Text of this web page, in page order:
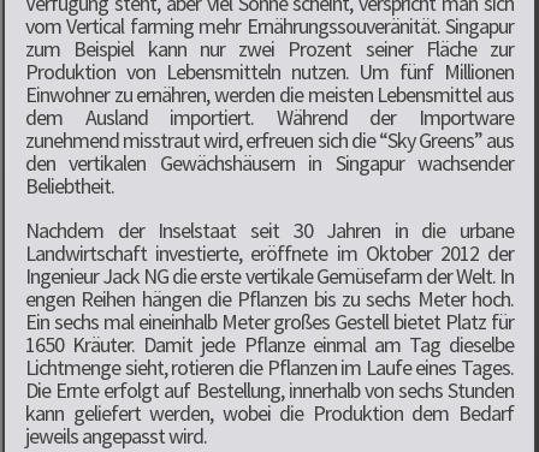
vom Vertical farming mehr Ernährungssouveränität. Singapur
zum Beispiel kann nur zwei Prozent seiner Fläche zur
Produktion von Lebensmitteln nutzen. Um fünf Millionen
Einwohner zu ernähren, werden die meisten Lebensmittel aus
dem Ausland importiert. Während der Importware
zunehmend misstraut wird, erfreuen sich die “Sky Greens” aus
den vertikalen Gewächshäusern in Singapur wachsender
Beliebtheit.
Nachdem der Inselstaat seit 30 Jahren in die urbane
Landwirtschaft investierte, eröffnete im Oktober 2012 der
Ingenieur Jack NG die erste vertikale Gemüsefarm der Welt. In
engen Reihen hängen die Pflanzen bis zu sechs Meter hoch.
Ein sechs mal eineinhalb Meter großes Gestell bietet Platz für
1650 Kräuter. Damit jede Pflanze einmal am Tag dieselbe
Lichtmenge sieht, rotieren die Pflanzen im Laufe eines Tages.
Die Ernte erfolgt auf Bestellung, innerhalb von sechs Stunden
kann geliefert werden, wobei die Produktion dem Bedarf
jeweils angepasst wird.